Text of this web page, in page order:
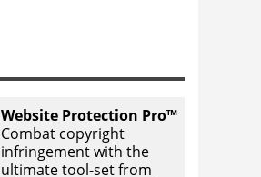
Website Protection Pro™
Combat copyright
infringement with the
ultimate tool-set from